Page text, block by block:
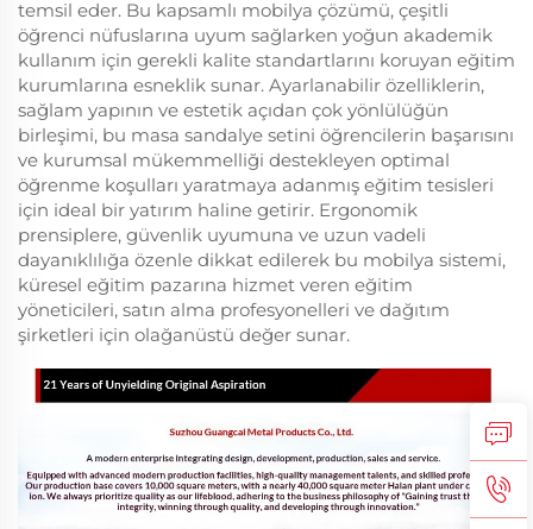
temsil eder. Bu kapsamlı mobilya çözümü, çeşitli
öğrenci nüfuslarına uyum sağlarken yoğun akademik
kullanım için gerekli kalite standartlarını koruyan eğitim
kurumlarına esneklik sunar. Ayarlanabilir özelliklerin,
sağlam yapının ve estetik açıdan çok yönlülüğün
birleşimi, bu masa sandalye setini öğrencilerin başarısını
ve kurumsal mükemmelliği destekleyen optimal
öğrenme koşulları yaratmaya adanmış eğitim tesisleri
için ideal bir yatırım haline getirir. Ergonomik
prensiplere, güvenlik uyumuna ve uzun vadeli
dayanıklılığa özenle dikkat edilerek bu mobilya sistemi,
küresel eğitim pazarına hizmet veren eğitim
yöneticileri, satın alma profesyonelleri ve dağıtım
şirketleri için olağanüstü değer sunar.